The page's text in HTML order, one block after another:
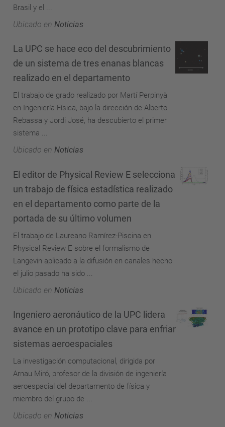
Brasil y el ...
Ubicado en Noticias
La UPC se hace eco del descubrimiento
de un sistema de tres enanas blancas
realizado en el departamento
El trabajo de grado realizado por Martí Perpinyà
en Ingeniería Física, bajo la dirección de Alberto
Rebassa y Jordi José, ha descubierto el primer
sistema ...
Ubicado en Noticias
El editor de Physical Review E selecciona
un trabajo de física estadística realizado
en el departamento como parte de la
portada de su último volumen
El trabajo de Laureano Ramírez-Piscina en
Physical Review E sobre el formalismo de
Langevin aplicado a la difusión en canales hecho
el julio pasado ha sido ...
Ubicado en Noticias
Ingeniero aeronáutico de la UPC lidera
avance en un prototipo clave para enfriar
sistemas aeroespaciales
La investigación computacional, dirigida por
Arnau Miró, profesor de la división de ingeniería
aeroespacial del departamento de física y
miembro del grupo de ...
Ubicado en Noticias